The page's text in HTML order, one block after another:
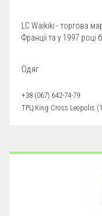
LC Waikiki - торгова
Франції та у 1997 році
Одяг
+38 (067) 642-74-79
ТРЦ King Cross Leopolis